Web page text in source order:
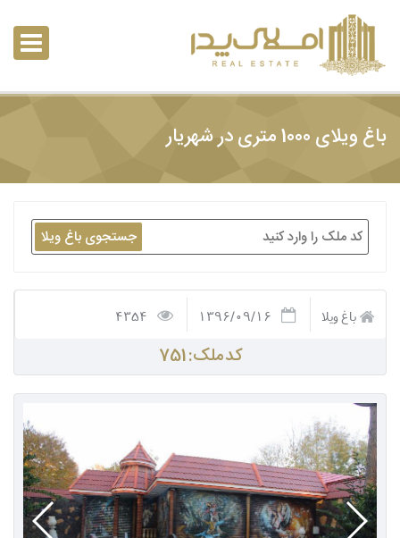
باغ ویلای 1000 متری در شهریار
جستجوی باغ ویلا
باغ ویلا
کد ملک: 751